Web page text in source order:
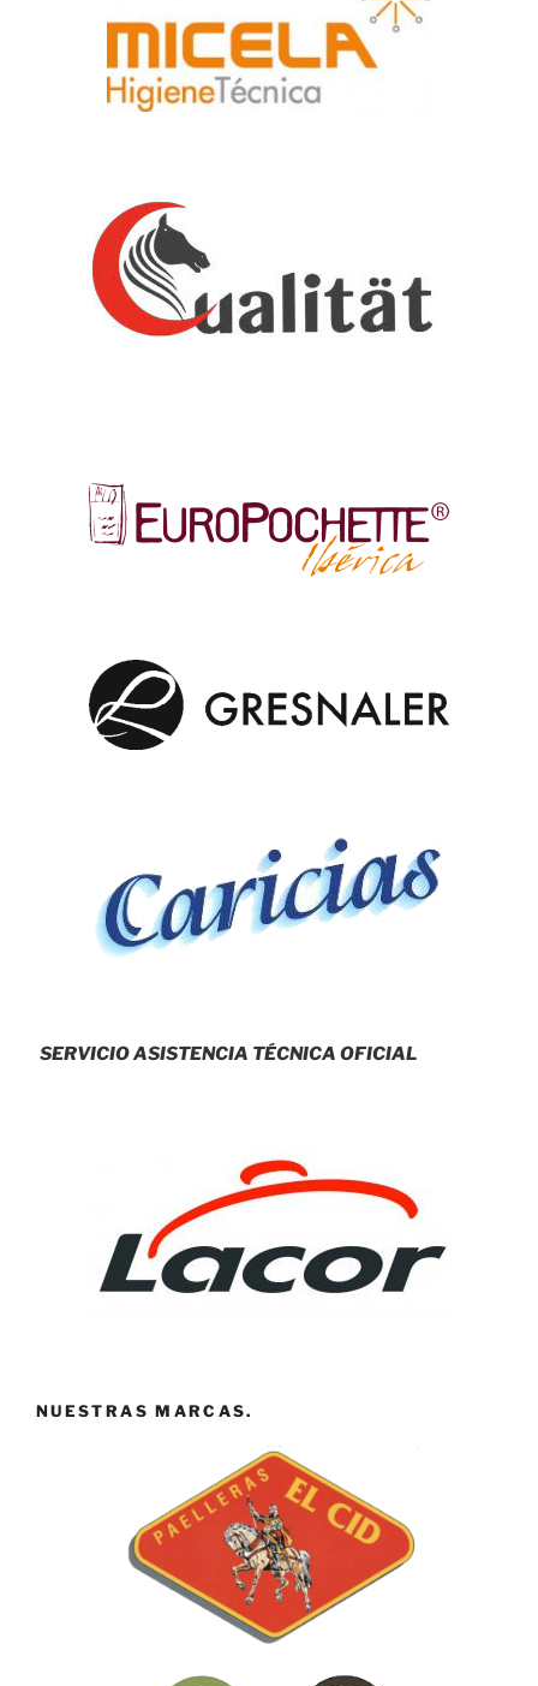
SERVICIO ASISTENCIA TÉCNICA OFICIAL
NUESTRAS MARCAS.